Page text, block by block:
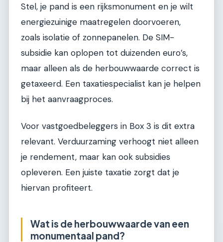
Stel, je pand is een rijksmonument en je wilt
energiezuinige maatregelen doorvoeren,
zoals isolatie of zonnepanelen. De SIM-
subsidie kan oplopen tot duizenden euro’s,
maar alleen als de herbouwwaarde correct is
getaxeerd. Een taxatiespecialist kan je helpen
bij het aanvraagproces.
Voor vastgoedbeleggers in Box 3 is dit extra
relevant. Verduurzaming verhoogt niet alleen
je rendement, maar kan ook subsidies
opleveren. Een juiste taxatie zorgt dat je
hiervan profiteert.
Wat is de herbouwwaarde van een
monumentaal pand?